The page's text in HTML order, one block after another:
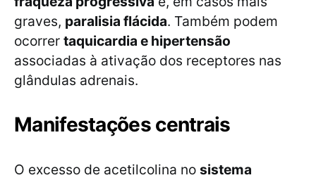
graves, paralisia flácida. Também podem
ocorrer taquicardia e hipertensão
associadas à ativação dos receptores nas
glândulas adrenais.
Manifestações centrais
O excesso de acetilcolina no sistema